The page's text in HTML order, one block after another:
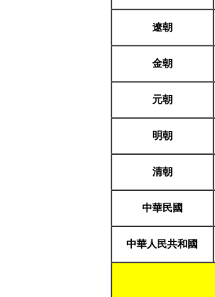
遼朝
金朝
元朝
明朝
清朝
中華民國
中華人民共和國